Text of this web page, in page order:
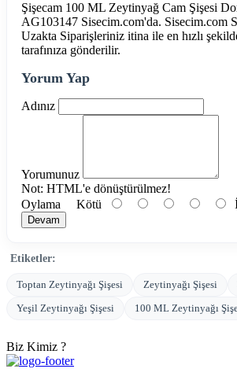
Şişecam 100 ML Zeytinyağ Cam Şişesi
AG103147 Sisecim.com'da. Sisecim.com
Uzakta Siparişleriniz itina ile en hızlı
tarafınıza gönderilir.
Yorum Yap
Adınız
Yorumunuz
Not: HTML'e dönüştürülmez!
Oylama Kötü
Devam
Etiketler:
Toptan Zeytinyağı Şişesi Zeytinyağı Şişesi
Yeşil Zeytinyağı Şişesi
100 ML Zeytinyağı
Biz Kimiz ?